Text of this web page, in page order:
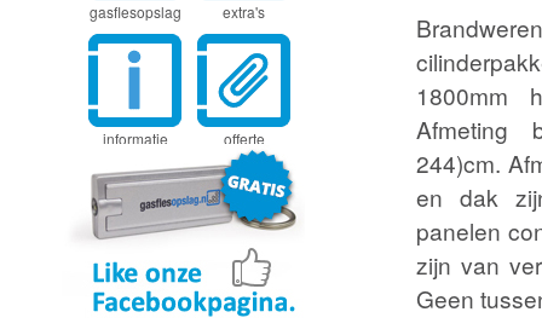
gasflesopslag extra's
informatie
offerte
aanvragen
1800mm
Afmeting
244)cm.
en dak
panelen
zijn van
Geen